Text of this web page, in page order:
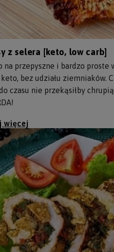
z selera [keto, low carb]
na przepyszne i bardzo proste
bez udziału ziemniaków.
czasu nie przekąsiłby
więcej